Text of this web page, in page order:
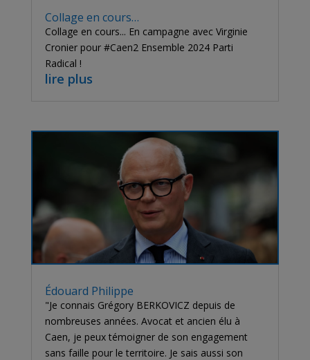
Collage en cours…
Collage en cours... En campagne avec Virginie
Cronier pour #Caen2 Ensemble 2024 Parti
Radical !
lire plus
Édouard Philippe
"Je connais Grégory BERKOVICZ depuis de
nombreuses années. Avocat et ancien élu à
Caen, je peux témoigner de son engagement
sans faille pour le territoire. Je sais aussi son